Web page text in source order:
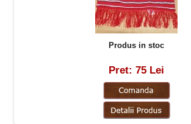
Produs in stoc
Pret: 75 Lei